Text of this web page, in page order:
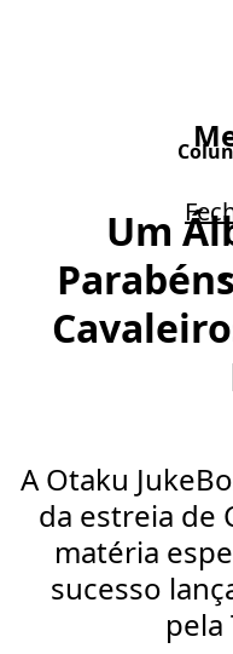
Um
A Otaku
da estreia de
matéria
sucesso
pela